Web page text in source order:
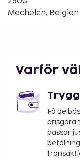
Bryssels flygplats
Receptionen är
mellan 07.30 och
Du kommer att
på boendet –
Stadsskatt:
Mechelen, Belgien
Varför
Få de
passar